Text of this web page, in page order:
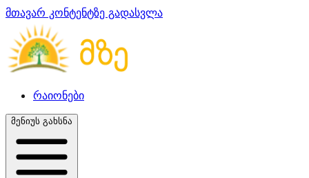
მთავარ კონტენტზე გადასვლა
რაიონები
მენიუს გახსნა